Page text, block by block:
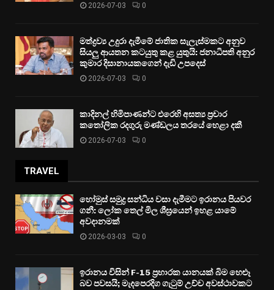
2026-07-03 0
මත්ද්‍රව්‍ය උදුරා දැමීමේ ජාතික සැලැස්මකට අනුව
සියලු ආයතන කටයුතු කළ යුතුයි: ජනාධිපති අනුර
කුමාර දිසානායකගෙන් දැඩි උපදෙස්
2026-07-03 0
කාදිනල් හිමිපාණන්ට එරෙහි අසත්‍ය ප්‍රචාර
කතෝලික රදගුරු මණ්ඩලය තරයේ හෙළා දකී
2026-07-03 0
TRAVEL
හෝමුස් සමුද්‍ර සන්ධිය වසා දැමීමට ඉරානය පියවර
ගනී: ලෝක තෙල් මිල ශීඝ්‍රයෙන් ඉහළ යාමේ
අවදානමක්
2026-03-03 0
ඉරානය විසින් F-15 ප්‍රහාරක යානයක් බිම හෙළූ
බව පවසයි; මැදපෙරදිග ගැටුම් උච්ච අවස්ථාවකට